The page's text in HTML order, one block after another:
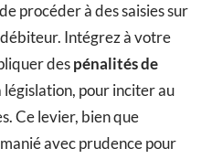
procéder à des saisies sur
débiteur. Intégrez à votre
despénalités de
législation, pour inciter au
Ce levier, bien que
avec prudence pour